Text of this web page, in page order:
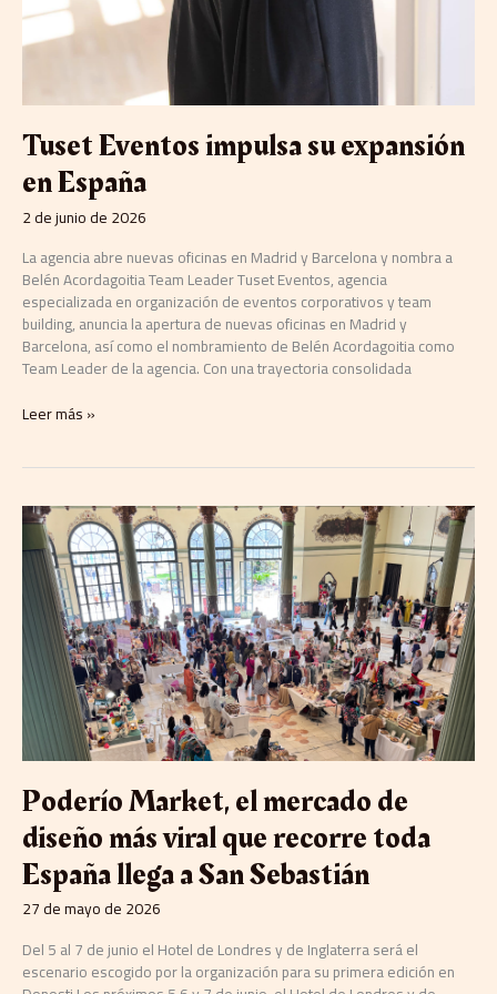
Tuset Eventos impulsa su expansión
en España
2 de junio de 2026
La agencia abre nuevas oficinas en Madrid y Barcelona y nombra a
Belén Acordagoitia Team Leader Tuset Eventos, agencia
especializada en organización de eventos corporativos y team
building, anuncia la apertura de nuevas oficinas en Madrid y
Barcelona, así como el nombramiento de Belén Acordagoitia como
Team Leader de la agencia. Con una trayectoria consolidada
Leer más »
Poderío Market, el mercado de
diseño más viral que recorre toda
España llega a San Sebastián
27 de mayo de 2026
Del 5 al 7 de junio el Hotel de Londres y de Inglaterra será el
escenario escogido por la organización para su primera edición en
Poderío
Market,
el
mercado
diseño
más
viral
que
recorre
toda
España
a
San
Sebastián